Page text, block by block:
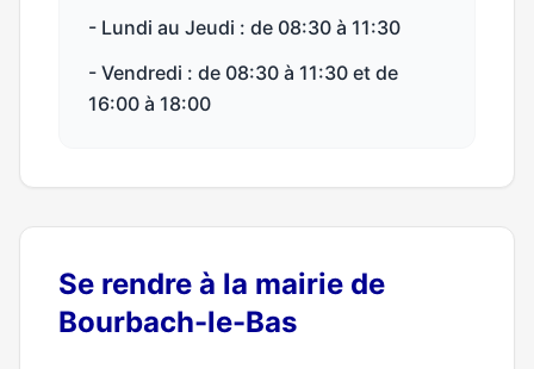
- Lundi au Jeudi : de 08:30 à 11:30
- Vendredi : de 08:30 à 11:30 et de
16:00 à 18:00
Se rendre à la mairie de
Bourbach-le-Bas